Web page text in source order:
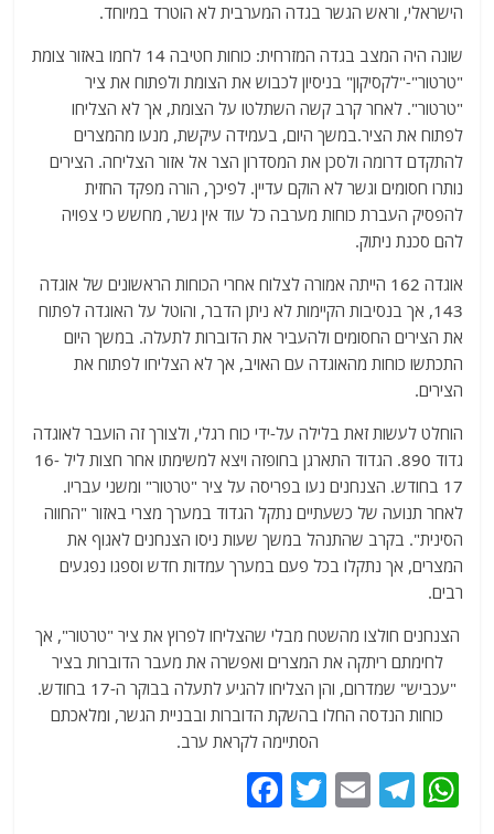
הישראלי, וראש הגשר בגדה המערבית לא הוטרד במיוחד.
שונה היה המצב בגדה המזרחית: כוחות חטיבה 14 לחמו באזור צומת
"טרטור"-"לקסיקון" בניסיון לכבוש את הצומת ולפתוח את ציר
"טרטור". לאחר קרב קשה השתלטו על הצומת, אך לא הצליחו
לפתוח את הציר.במשך היום, בעמידה עיקשת, מנעו מהמצרים
להתקדם דרומה ולסכן את המסדרון הצר אל אזור הצליחה. הצירים
נותרו חסומים וגשר לא הוקם עדיין. לפיכך, הורה מפקד החזית
להפסיק העברת כוחות מערבה כל עוד אין גשר, מחשש כי צפויה
להם סכנת ניתוק.
אוגדה 162 הייתה אמורה לצלוח אחרי הכוחות הראשונים של אוגדה
143, אך בנסיבות הקיימות לא ניתן הדבר, והוטל על האוגדה לפתוח
את הצירים החסומים ולהעביר את הדוברות לתעלה. במשך היום
התכתשו כוחות מהאוגדה עם האויב, אך לא הצליחו לפתוח את
הצירים.
הוחלט לעשות זאת בלילה על-ידי כוח רגלי, ולצורך זה הועבר לאוגדה
גדוד 890. הגדוד התארגן בחופזה ויצא למשימתו אחר חצות ליל 16-
17 בחודש. הצנחנים נעו בפריסה על ציר "טרטור" ומשני עבריו.
לאחר תנועה של כשעתיים נתקל הגדוד במערך מצרי באזור "החווה
הסינית". בקרב שהתנהל במשך שעות ניסו הצנחנים לאגוף את
המצרים, אך נתקלו בכל פעם במערך עמדות חדש וספגו נפגעים
רבים.
הצנחנים חולצו מהשטח מבלי שהצליחו לפרוץ את ציר "טרטור", אך
לחימתם ריתקה את המצרים ואפשרה את מעבר הדוברות בציר
"עכביש" שמדרום, והן הצליחו להגיע לתעלה בבוקר ה-17 בחודש.
כוחות הנדסה החלו בהשקת הדוברות ובבניית הגשר, ומלאכתם
הסתיימה לקראת ערב.
W
T
E
T